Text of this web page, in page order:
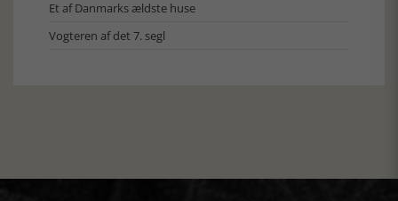
Et af Danmarks ældste huse
Vogteren af det 7. segl